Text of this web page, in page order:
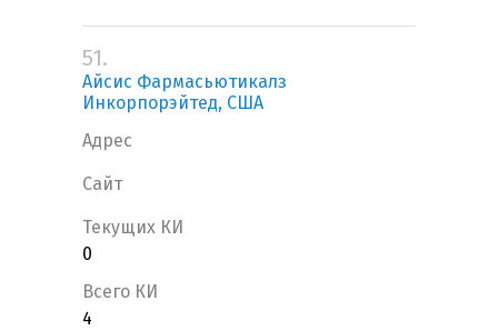
51.
Айсис Фармасьютикалз
Инкорпорэйтед, США
Адрес
Сайт
Текущих КИ
0
Всего КИ
4